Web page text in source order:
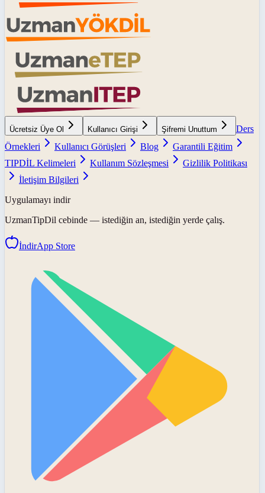
Ücretsiz Üye Ol Kullanıcı Girişi Şifremi Unuttum
Ders
Örnekleri
Kullanıcı Görüşleri Blog
Garantili Eğitim
TIPDİL Kelimeleri
Kullanım Sözleşmesi
Gizlilik Politikası
İletişim Bilgileri
Uygulamayı indir
UzmanTipDil cebinde — istediğin an, istediğin yerde çalış.
İndirApp Store